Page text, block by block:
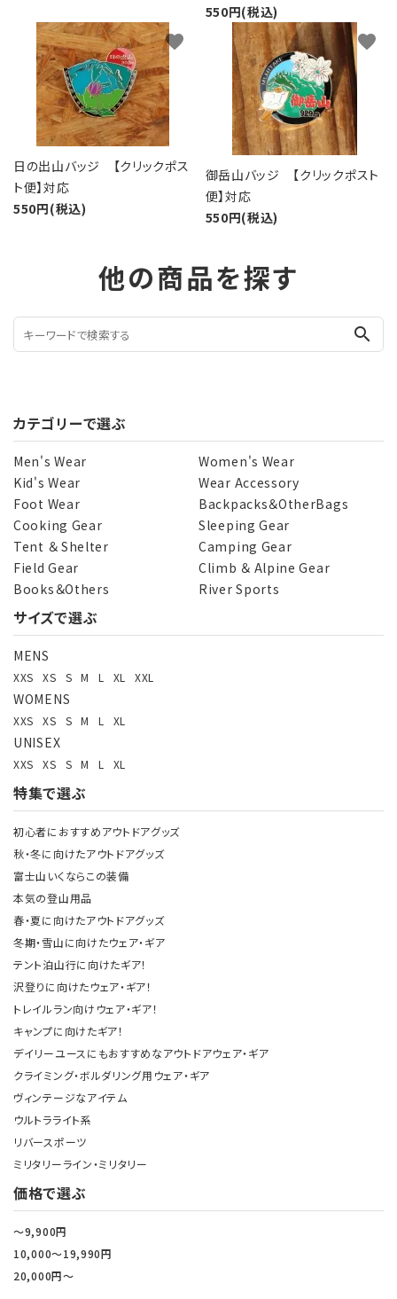
550円(税込)
日の出山バッジ 【クリックポス
ト便】対応
550円(税込)
favorite
御岳山バッジ 【クリックポスト
便】対応
550円(税込)
favorite
他の商品を探す
search
カテゴリーで選ぶ
Men's Wear
Women's Wear
Kid's Wear
Wear Accessory
Foot Wear
Backpacks＆OtherBags
Cooking Gear
Sleeping Gear
Tent ＆ Shelter
Camping Gear
Field Gear
Climb ＆ Alpine Gear
Books＆Others
River Sports
サイズで選ぶ
MENS
XXS XS S M L XL XXL
WOMENS
XXS XS S M L XL
UNISEX
XXS XS S M L XL
特集で選ぶ
初心者におすすめアウトドアグッズ
秋・冬に向けたアウトドアグッズ
富士山いくならこの装備
本気の登山用品
春・夏に向けたアウトドアグッズ
冬期・雪山に向けたウェア・ギア
テント泊山行に向けたギア！
沢登りに向けたウェア・ギア！
トレイルラン向けウェア・ギア！
キャンプに向けたギア！
デイリーユースにもおすすめなアウトドアウェア・ギア
クライミング・ボルダリング用ウェア・ギア
ヴィンテージなアイテム
ウルトラライト系
リバースポーツ
ミリタリーライン・ミリタリー
価格で選ぶ
～9,900円
10,000～19,990円
20,000円～